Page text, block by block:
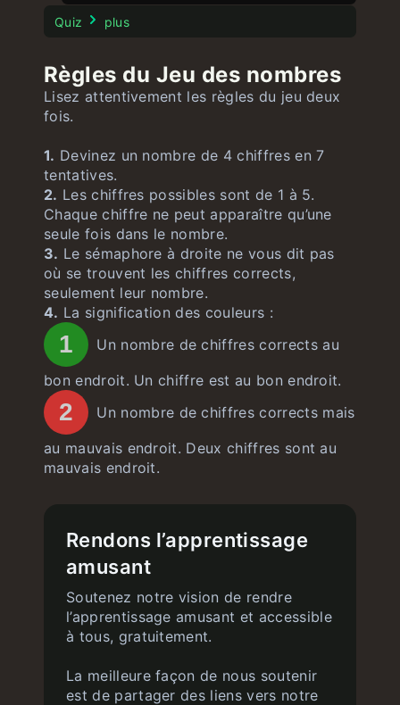
Jeu des pays
Jeu des drapeaux américains illimité
Test de Stroop
Quiz plus
Règles du Jeu des nombres
Lisez attentivement les règles du jeu deux
fois.
1. Devinez un nombre de 4 chiffres en 7
tentatives.
2. Les chiffres possibles sont de 1 à 5.
Chaque chiffre ne peut apparaître qu’une
seule fois dans le nombre.
3. Le sémaphore à droite ne vous dit pas
où se trouvent les chiffres corrects,
seulement leur nombre.
4. La signification des couleurs :
1
Un nombre de chiffres corrects au
bon endroit. Un chiffre est au bon endroit.
2
Un nombre de chiffres corrects mais
au mauvais endroit. Deux chiffres sont au
mauvais endroit.
Rendons l’apprentissage
amusant
Soutenez notre vision de rendre
l’apprentissage amusant et accessible
à tous, gratuitement.
La meilleure façon de nous soutenir
est de partager des liens vers notre